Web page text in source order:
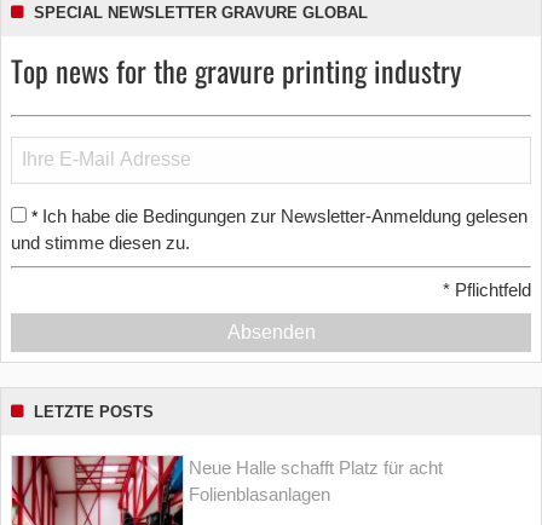
SPECIAL NEWSLETTER GRAVURE GLOBAL
Top news for the gravure printing industry
* Ich habe die Bedingungen zur Newsletter-Anmeldung gelesen
und stimme diesen zu.
* Pflichtfeld
Absenden
LETZTE POSTS
Neue Halle schafft Platz für acht
Folienblasanlagen